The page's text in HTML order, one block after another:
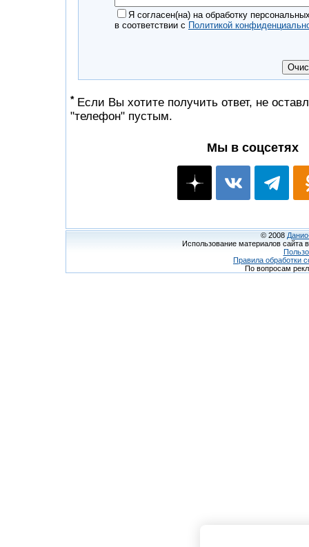
Я согласен(на) на обработку
в соответствии с Политикой
*Если Вы хотите получить ответ, не
"телефон" пустым.
Мы в соцсетях
© 2008
Использование материалов сайта
Правила обработки
По вопросам